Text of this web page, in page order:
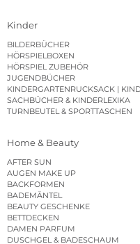
Kinder
BILDERBÜCHER
HÖRSPIELBOXEN
HÖRSPIEL ZUBEHÖR
JUGENDBÜCHER
KINDERGARTENRUCKSACK |
SACHBÜCHER & KINDERLEXIKA
TURNBEUTEL & SPORTTASCHEN
Home & Beauty
AFTER SUN
AUGEN MAKE UP
BACKFORMEN
BADEMÄNTEL
BEAUTY GESCHENKE
BETTDECKEN
DAMEN PARFUM
DUSCHGEL & BADESCHAUM